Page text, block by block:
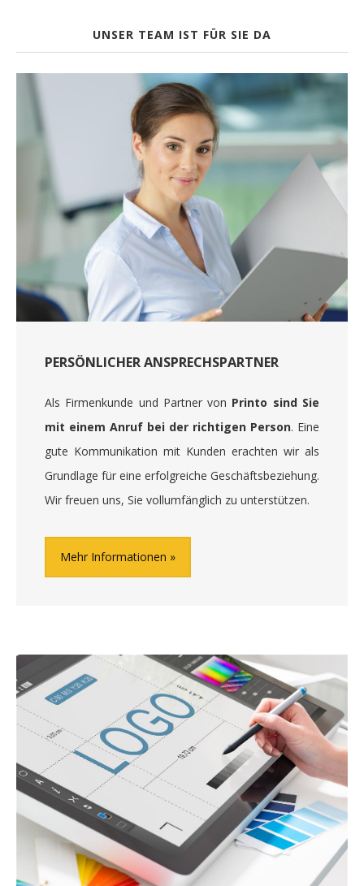
UNSER TEAM IST FÜR SIE DA
PERSÖNLICHER ANSPRECHSPARTNER
Als Firmenkunde und Partner von Printo sind Sie
mit einem Anruf bei der richtigen Person. Eine
gute Kommunikation mit Kunden erachten wir als
Grundlage für eine erfolgreiche Geschäftsbeziehung.
Wir freuen uns, Sie vollumfänglich zu unterstützen.
Mehr Informationen